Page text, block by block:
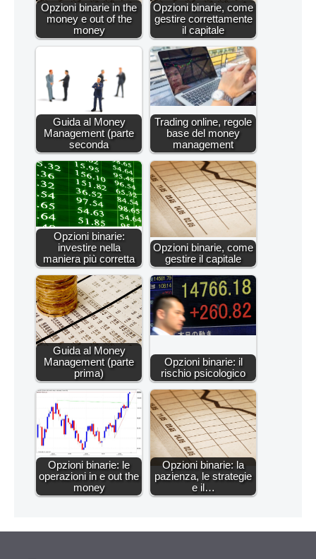
Opzioni binarie in the
money e out of the
money
Opzioni binarie, come
gestire correttamente
il capitale
Guida al Money
Management (parte
seconda
Trading online, regole
base del money
management
Opzioni binarie:
investire nella
maniera più corretta
Opzioni binarie, come
gestire il capitale
Guida al Money
Management (parte
prima)
Opzioni binarie: il
rischio psicologico
Opzioni binarie: le
operazioni in e out the
money
Opzioni binarie: la
pazienza, le strategie
e il…